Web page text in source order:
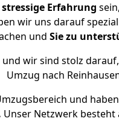
stressige Erfahrung
wir uns darauf
und Sie zu
und wir sind stolz
Umzug nach
und
Unser Netzwerk